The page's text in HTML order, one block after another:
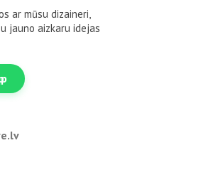
ar mūsu dizaineri,
jauno aizkaru idejas